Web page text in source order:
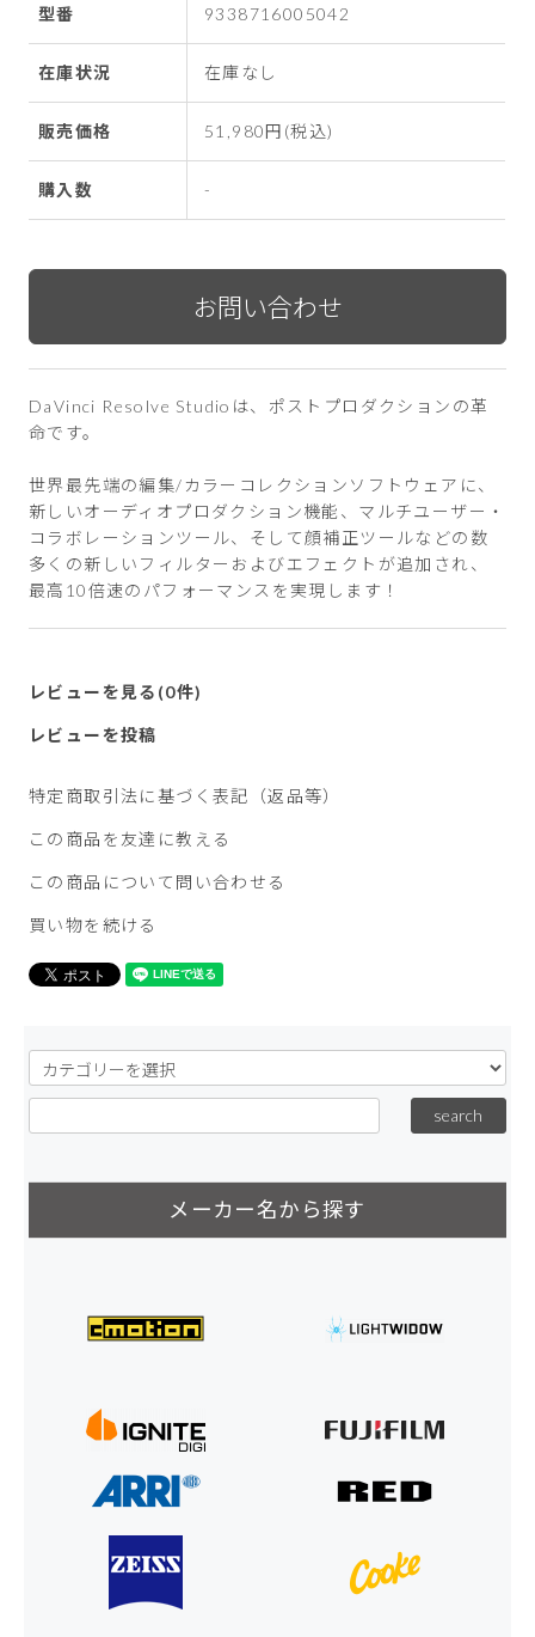
型番 9338716005042
在庫状況 在庫なし
販売価格 51,980円(税込)
購入数 -
DaVinci Resolve Studioは、ポストプロダクションの革
命です。
世界最先端の編集/カラーコレクションソフトウェアに、
新しいオーディオプロダクション機能、マルチユーザー・
コラボレーションツール、そして顔補正ツールなどの数
多くの新しいフィルターおよびエフェクトが追加され、
最高10倍速のパフォーマンスを実現します！
レビューを見る(0件)
レビューを投稿
特定商取引法に基づく表記（返品等）
この商品を友達に教える
この商品について問い合わせる
買い物を続ける
メーカー名から探す